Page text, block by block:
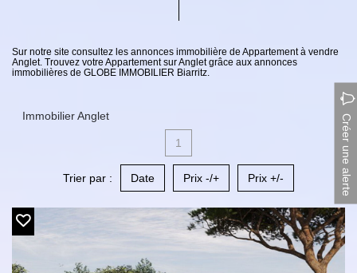
Sur notre site consultez les annonces immobilière de Appartement à vendre
Anglet. Trouvez votre Appartement sur Anglet grâce aux annonces
immobilières de GLOBE IMMOBILIER Biarritz.
Immobilier Anglet Créer une alerte
1
Trier par : Date Prix -/+ Prix +/-